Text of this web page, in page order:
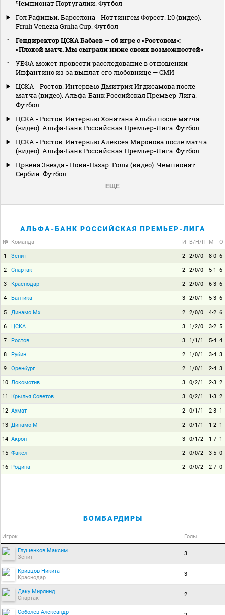
Чемпионат Португалии. Футбол
Гол Рафиньи. Барселона - Ноттингем Форест. 1:0 (видео).
Friuli Venezia Giulia Cup. Футбол
Гендиректор ЦСКА Бабаев — об игре с «Ростовом»:
«Плохой матч. Мы сыграли ниже своих возможностей»
УЕФА может провести расследование в отношении
Инфантино из‑за выплат его любовнице — СМИ
ЦСКА - Ростов. Интервью Дмитрия Игдисамова после
матча (видео). Альфа-Банк Российская Премьер-Лига.
Футбол
ЦСКА - Ростов. Интервью Хонатана Альбы после матча
(видео). Альфа-Банк Российская Премьер-Лига. Футбол
ЦСКА - Ростов. Интервью Алексея Миронова после матча
(видео). Альфа-Банк Российская Премьер-Лига. Футбол
Црвена Звезда - Нови-Пазар. Голы (видео). Чемпионат
Сербии. Футбол
ЕЩЕ
АЛЬФА-БАНК РОССИЙСКАЯ ПРЕМЬЕР-ЛИГА
№ Команда И В/Н/П М О
1 Зенит 2 2/0/0 8-0 6
2 Спартак 2 2/0/0 5-1 6
3 Краснодар 2 2/0/0 6-3 6
4 Балтика 3 2/0/1 5-3 6
5 Динамо Мх 2 2/0/0 4-2 6
6 ЦСКА 3 1/2/0 3-2 5
7 Ростов 3 1/1/1 5-4 4
8 Рубин 2 1/0/1 3-4 3
9 Оренбург 2 1/0/1 2-4 3
10 Локомотив 3 0/2/1 2-3 2
11 Крылья Советов 3 0/2/1 1-3 2
12 Ахмат 2 0/1/1 2-3 1
13 Динамо М 2 0/1/1 1-2 1
14 Акрон 3 0/1/2 1-7 1
15 Факел 2 0/0/2 3-5 0
16 Родина 2 0/0/2 2-7 0
БОМБАРДИРЫ
Игрок Голы
Глушенков Максим
Зенит
3
Кривцов Никита
Краснодар
3
Даку Мирлинд
Спартак
2
Соболев Александр